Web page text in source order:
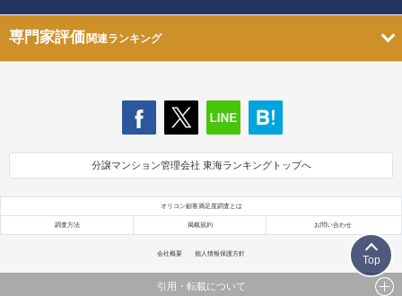
専門家評価関連ランキング
分譲マンション管理会社 東海ランキングトップへ
オリコン顧客満足度調査とは
調査方法 掲載規約 お問い合わせ
会社概要 個人情報保護方針
引用・転載について
Top